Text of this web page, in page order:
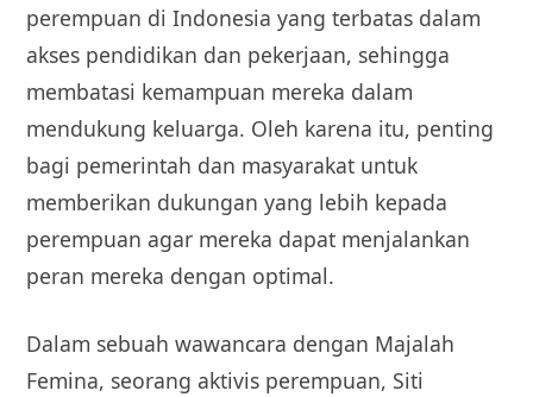
perempuan di Indonesia yang terbatas dalam
akses pendidikan dan pekerjaan, sehingga
membatasi kemampuan mereka dalam
mendukung keluarga. Oleh karena itu, penting
bagi pemerintah dan masyarakat untuk
memberikan dukungan yang lebih kepada
perempuan agar mereka dapat menjalankan
peran mereka dengan optimal.
Dalam sebuah wawancara dengan Majalah
Femina, seorang aktivis perempuan, Siti